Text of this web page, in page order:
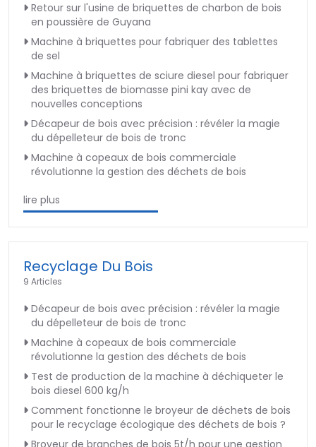
Retour sur l'usine de briquettes de charbon de bois
en poussière de Guyana
Machine à briquettes pour fabriquer des tablettes
de sel
Machine à briquettes de sciure diesel pour fabriquer
des briquettes de biomasse pini kay avec de
nouvelles conceptions
Décapeur de bois avec précision : révéler la magie
du dépelleteur de bois de tronc
Machine à copeaux de bois commerciale
révolutionne la gestion des déchets de bois
lire plus
Recyclage Du Bois
9 Articles
Décapeur de bois avec précision : révéler la magie
du dépelleteur de bois de tronc
Machine à copeaux de bois commerciale
révolutionne la gestion des déchets de bois
Test de production de la machine à déchiqueter le
bois diesel 600 kg/h
Comment fonctionne le broyeur de déchets de bois
pour le recyclage écologique des déchets de bois ?